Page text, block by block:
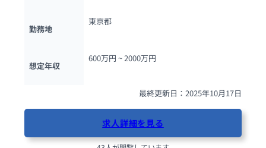
勤務地
東京都
想定年収
600万円 ~ 2000万円
最終更新日：2025年10月17日
求人詳細を見る